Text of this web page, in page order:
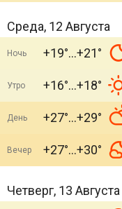
Среда, 12 Августа
Ночь +19° +21°
Утро +16° +18°
День +27° +29°
Вечер +27° +30°
Четверг, 13 Августа